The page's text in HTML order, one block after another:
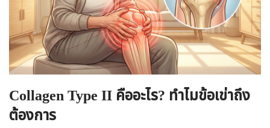
Collagen Type II คืออะไร? ทำไมข้อเข่าถึง
ต้องการ